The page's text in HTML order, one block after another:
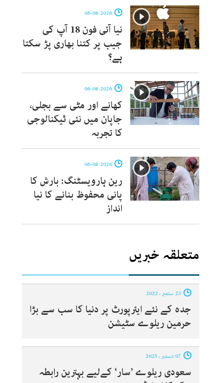
نیا آئی فون 18 آپ کی
جیب پر کتنا بھاری پڑ سکتا
ہے؟
کھانے اور مٹی سے بجلی،
جاپان میں نئی ٹیکنالوجی
کا تجربہ
رین ہارویسٹنگ: بارش کا
پانی محفوظ بنانے کا نیا
انداز
متعلقہ خبریں
جدہ کے نئے ایئرپورٹ پر دنیا کا سب سے بڑا
حرمین ریلوے سٹیشن
سعودی ریلوے ’سار‘ کےلیے بہترین رابطہ